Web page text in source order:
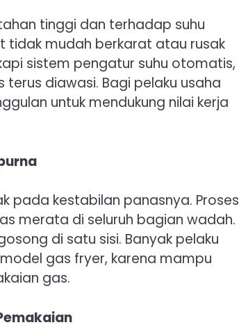
tinggi dan terhadap suhu
tidak mudah berkarat atau rusak
sistem pengatur suhu otomatis,
diawasi. Bagi pelaku usaha
untuk mendukung nilai kerja
pada kestabilan panasnya. Proses
merata di seluruh bagian wadah.
di satu sisi. Banyak pelaku
gas fryer, karena mampu
gas.